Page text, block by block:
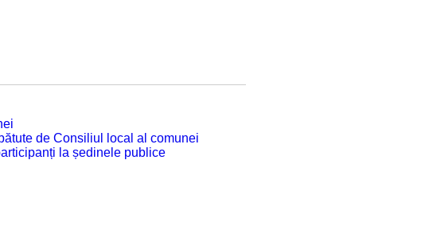
de Consiliul local al comunei
la ședinele publice